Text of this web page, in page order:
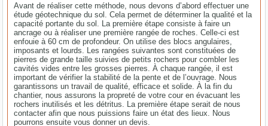
Avant de réaliser cette méthode, nous devons d’abord effectuer une
étude géotechnique du sol. Cela permet de déterminer la qualité et la
capacité portante du sol. La première étape consiste à faire un
ancrage ou à réaliser une première rangée de roches. Celle-ci est
enfouie à 60 cm de profondeur. On utilise des blocs angulaires,
imposants et lourds. Les rangées suivantes sont constituées de
pierres de grande taille suivies de petits rochers pour combler les
cavités vides entre les grosses pierres. À chaque rangée, il est
important de vérifier la stabilité de la pente et de l’ouvrage. Nous
garantissons un travail de qualité, efficace et solide. À la fin du
chantier, nous assurons la propreté de votre cour en évacuant les
rochers inutilisés et les détritus. La première étape serait de nous
contacter afin que nous puissions faire un état des lieux. Nous
pourrons ensuite vous donner un devis.